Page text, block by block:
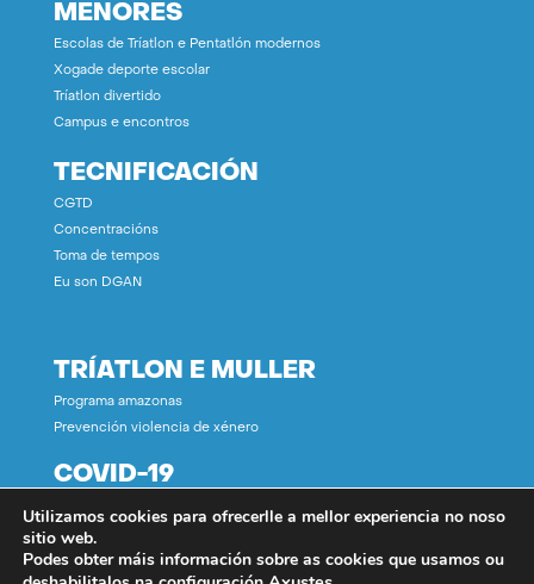
MENORES
Escolas de Tríatlon e Pentatlón modernos
Xogade deporte escolar
Tríatlon divertido
Campus e encontros
TECNIFICACIÓN
CGTD
Concentracións
Toma de tempos
Eu son DGAN
TRÍATLON E MULLER
Programa amazonas
Prevención violencia de xénero
COVID-19
CONTACTO
Utilizamos cookies para ofrecerlle a mellor experiencia no noso
sitio web.
Podes obter máis información sobre as cookies que usamos ou